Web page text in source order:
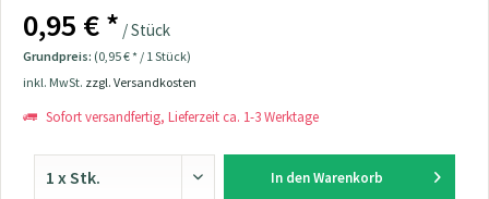
0,95 € * / Stück
Grundpreis: (0,95 € * / 1 Stück)
inkl. MwSt. zzgl. Versandkosten
Sofort versandfertig, Lieferzeit ca. 1-3 Werktage
In den Warenkorb